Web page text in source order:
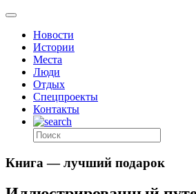
Новости
Истории
Места
Люди
Отдых
Спецпроекты
Контакты
Книга — лучший подарок